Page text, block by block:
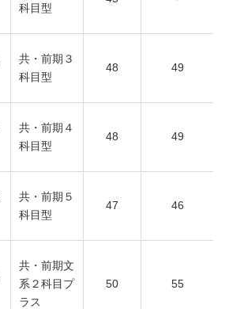
科目型
共・前期３
科目型
48 49
共・前期４
科目型
48 49
共・前期５
科目型
47 46
共・前期文
系２科目プ
ラス
50 55